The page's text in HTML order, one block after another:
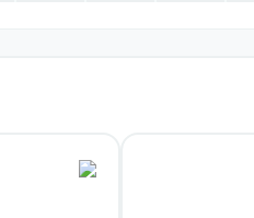
ترجمه، نیم‌نگاهی بر اسم‌ها.